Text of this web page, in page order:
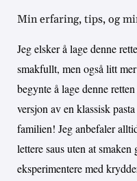
Min erfaring, tips, og
Jeg elsker å lage denne
smakfullt, men også litt
begynte å lage denne
versjon av en klassisk
familien! Jeg anbefaler
lettere saus uten at
eksperimentere med